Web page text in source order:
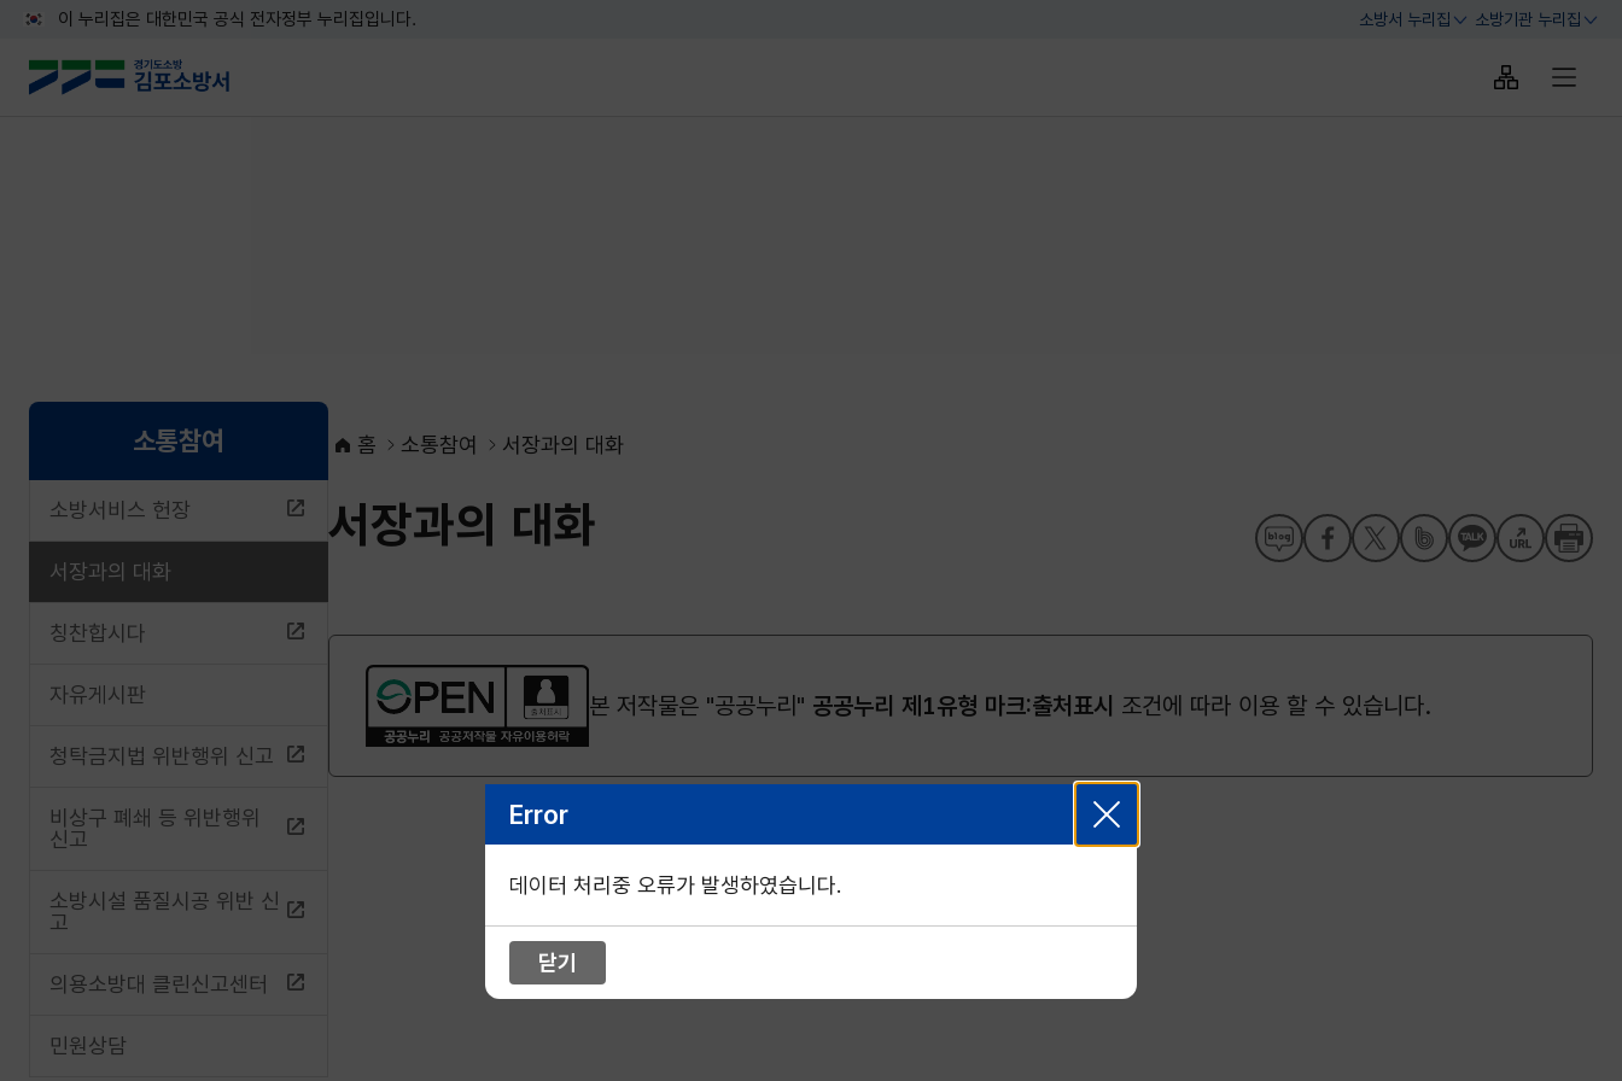
이 누리집은 대한민국 공식 전자정부 누리집입니다. 소방서 누리집
열기
소방기관 누리집
열기
사이트맵 바
전체메
소통참여
소방서비스 헌장
서장과의 대화
칭찬합시다
자유게시판
청탁금지법 위반행위 신고
비상구 폐쇄 등 위반행위
신고
소방시설 품질시공 위반 신
고
의용소방대 클린신고센터
민원상담
홈 소통참여 서장과의 대화
서장과의 대화
네이버밴드로 공유하기
카카오톡으로 공유하기
URL복사하기
인쇄하기
본 저작물은 "공공누리" 공공누리 제1유형 마크:출처표시 조건에 따라 이용 할 수 있습니다.
Error
데이터 처리중 오류가 발생하였습니다.
닫기